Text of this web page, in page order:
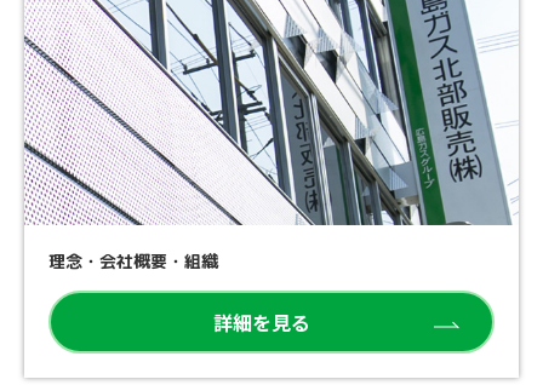
理念・会社概要・組織
詳細を見る